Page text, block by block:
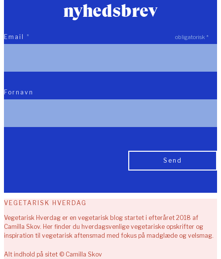
nyhedsbrev
*
obligatorisk
Email *
Fornavn
VEGETARISK HVERDAG
Vegetarisk Hverdag er en vegetarisk blog startet i efteråret 2018 af
Camilla Skov. Her finder du hverdagsvenlige vegetariske opskrifter og
inspiration til vegetarisk aftensmad med fokus på madglæde og velsmag.
Alt indhold på sitet © Camilla Skov